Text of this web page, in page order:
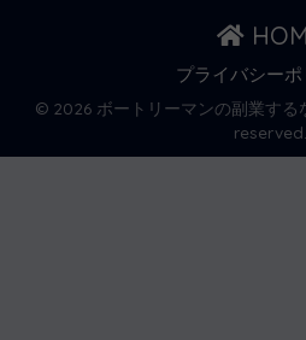
プライバシーポ
© 2026 ボートリーマンの副業す
reserved.